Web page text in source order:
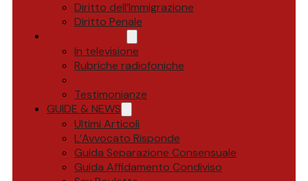
Diritto dell’Immigrazione
Diritto Penale
In televisione
Rubriche radiofoniche
Testimonianze
GUIDE & NEWS
Ultimi Articoli
L’Avvocato Risponde
Guida Separazione Consensuale
Guida Affidamento Condiviso